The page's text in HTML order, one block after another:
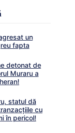
un
fapta
detonat de
Muraru a
statul dă
cu
în pericol!